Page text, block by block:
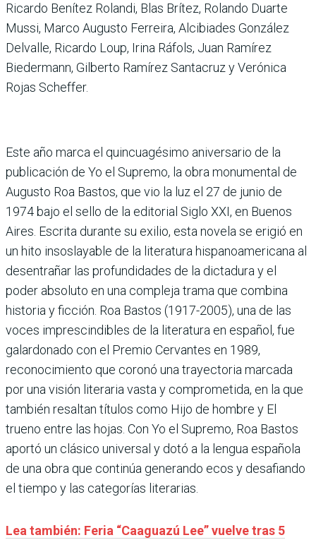
Ricardo Benítez Rolandi, Blas Brítez, Rolando Duarte
Mussi, Marco Augusto Ferreira, Alcibiades González
Delvalle, Ricardo Loup, Irina Ráfols, Juan Ramírez
Biedermann, Gilberto Ramírez Santacruz y Verónica
Rojas Scheffer.
Este año marca el quincuagésimo aniversario de la
publicación de Yo el Supremo, la obra monumental de
Augusto Roa Bastos, que vio la luz el 27 de junio de
1974 bajo el sello de la editorial Siglo XXI, en Buenos
Aires. Escrita durante su exilio, esta novela se erigió en
un hito insoslayable de la literatura hispanoamericana al
desentrañar las profundidades de la dictadura y el
poder absoluto en una compleja trama que combina
historia y ficción. Roa Bastos (1917-2005), una de las
voces imprescindibles de la literatura en español, fue
galardonado con el Premio Cervantes en 1989,
reconocimiento que coronó una trayectoria marcada
por una visión literaria vasta y comprometida, en la que
también resaltan títulos como Hijo de hombre y El
trueno entre las hojas. Con Yo el Supremo, Roa Bastos
aportó un clásico universal y dotó a la lengua española
de una obra que continúa generando ecos y desafiando
el tiempo y las categorías literarias.
Lea también: Feria “Caaguazú Lee” vuelve tras 5